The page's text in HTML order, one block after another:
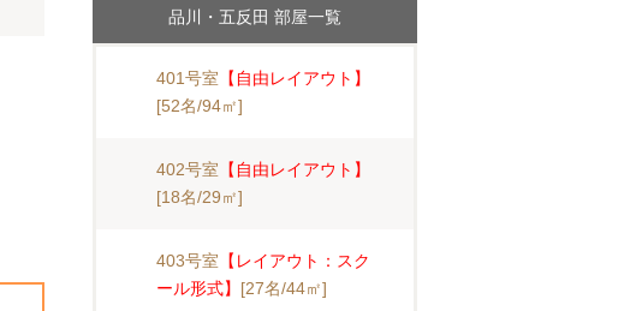
品川・五反田 部屋一覧
401号室 【自由レイアウト】
[52名/94㎡]
402号室 【自由レイアウト】
[18名/29㎡]
403号室 【レイアウト：スク
ール形式】 [27名/44㎡]